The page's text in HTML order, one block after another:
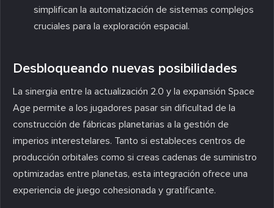
simplifican la automatización de sistemas complejos
cruciales para la exploración espacial.
Desbloqueando nuevas posibilidades
La sinergia entre la actualización 2.0 y la expansión Space
Age permite a los jugadores pasar sin dificultad de la
construcción de fábricas planetarias a la gestión de
imperios interestelares. Tanto si estableces centros de
producción orbitales como si creas cadenas de suministro
optimizadas entre planetas, esta integración ofrece una
experiencia de juego cohesionada y gratificante.